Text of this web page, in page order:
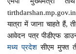
यात्रा में जाना चाहते हैं,
आवेदन पत्र पीडीएफ
मध्य प्रदेशसीएम मुफ्त